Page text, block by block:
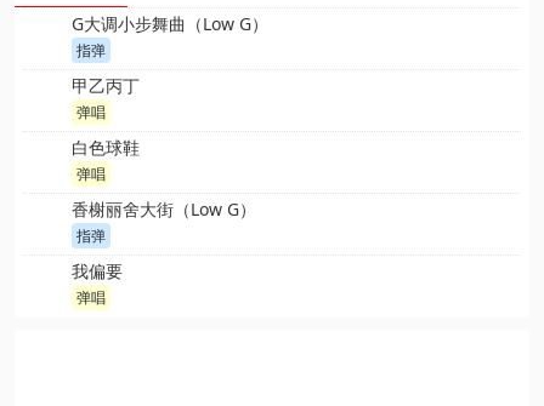
G大调小步舞曲（Low G）
指弹
甲乙丙丁
弹唱
白色球鞋
弹唱
香榭丽舍大街（Low G）
指弹
我偏要
弹唱